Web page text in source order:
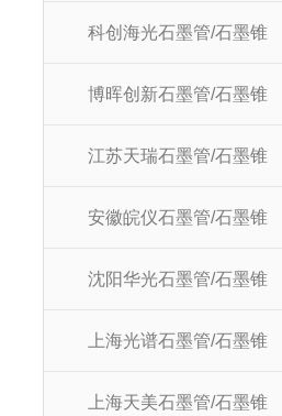
科创海光石墨管/石墨锥
博晖创新石墨管/石墨锥
江苏天瑞石墨管/石墨锥
安徽皖仪石墨管/石墨锥
沈阳华光石墨管/石墨锥
上海光谱石墨管/石墨锥
上海天美石墨管/石墨锥